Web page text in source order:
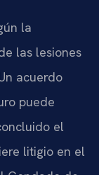
la
las lesiones
acuerdo
puede
el
litigio en el